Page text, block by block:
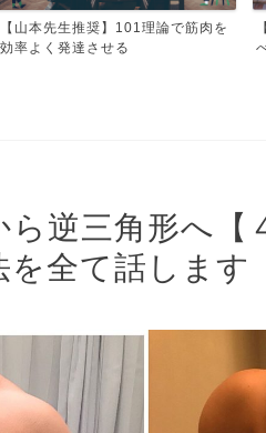
【新卒営業マン】まず最初に習慣す
べきことは筋トレ！
逆三角形へ【
を全て話します